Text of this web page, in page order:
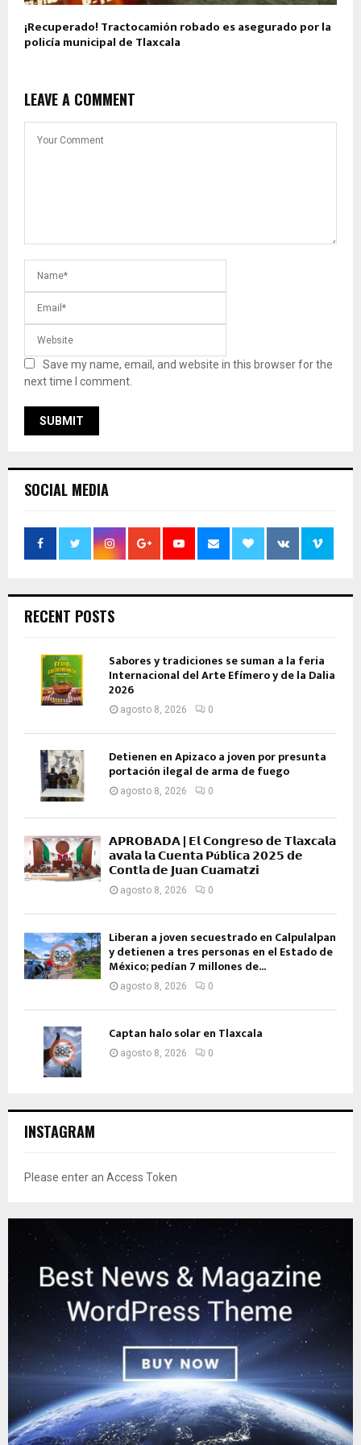
¡Recuperado! Tractocamión robado es asegurado por la
policía municipal de Tlaxcala
LEAVE A COMMENT
Save my name, email, and website in this browser for the
next time I comment.
SOCIAL MEDIA
RECENT POSTS
Sabores y tradiciones se suman a la feria
Internacional del Arte Efímero y de la Dalia
2026
agosto 8, 2026 0
Detienen en Apizaco a joven por presunta
portación ilegal de arma de fuego
agosto 8, 2026 0
𝗔𝗣𝗥𝗢𝗕𝗔𝗗𝗔 | 𝗘𝗹 𝗖𝗼𝗻𝗴𝗿𝗲𝘀𝗼 𝗱𝗲 𝗧𝗹𝗮𝘅𝗰𝗮𝗹𝗮
𝗮𝘃𝗮𝗹𝗮 𝗹𝗮 𝗖𝘂𝗲𝗻𝘁𝗮 𝗣ú𝗯𝗹𝗶𝗰𝗮 𝟮𝟬𝟮𝟱 𝗱𝗲
𝗖𝗼𝗻𝘁𝗹𝗮 𝗱𝗲 𝗝𝘂𝗮𝗻 𝗖𝘂𝗮𝗺𝗮𝘁𝘇𝗶
agosto 8, 2026 0
Liberan a joven secuestrado en Calpulalpan
y detienen a tres personas en el Estado de
México; pedían 7 millones de...
agosto 8, 2026 0
Captan halo solar en Tlaxcala
agosto 8, 2026 0
INSTAGRAM
Please enter an Access Token